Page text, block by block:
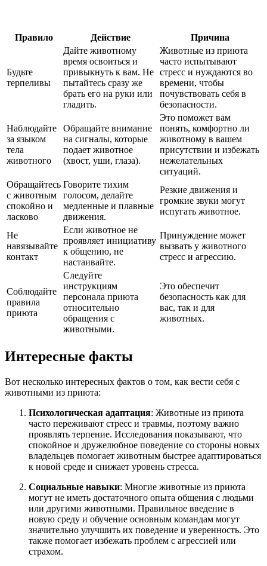
Правило Действие Причина
Будьте
терпеливы
Дайте животному
время освоиться и
привыкнуть к вам. Не
пытайтесь сразу же
брать его на руки или
гладить.
Животные из приюта
часто испытывают
стресс и нуждаются во
времени, чтобы
почувствовать себя в
безопасности.
Наблюдайте
за языком
тела
животного
Обращайте внимание
на сигналы, которые
подает животное
(хвост, уши, глаза).
Это поможет вам
понять, комфортно ли
животному в вашем
присутствии и избежать
нежелательных
ситуаций.
Обращайтесь
с животным
спокойно и
ласково
Говорите тихим
голосом, делайте
медленные и плавные
движения.
Резкие движения и
громкие звуки могут
испугать животное.
Не
навязывайте
контакт
Если животное не
проявляет инициативу
к общению, не
настаивайте.
Принуждение может
вызвать у животного
стресс и агрессию.
Соблюдайте
правила
приюта
Следуйте
инструкциям
персонала приюта
относительно
обращения с
животными.
Это обеспечит
безопасность как для
вас, так и для
животных.
Интересные факты
Вот несколько интересных фактов о том, как вести себя с
животными из приюта:
Психологическая адаптация: Животные из приюта
часто переживают стресс и травмы, поэтому важно
проявлять терпение. Исследования показывают, что
спокойное и дружелюбное поведение со стороны новых
владельцев помогает животным быстрее адаптироваться
к новой среде и снижает уровень стресса.
Социальные навыки: Многие животные из приюта
могут не иметь достаточного опыта общения с людьми
или другими животными. Правильное введение в
новую среду и обучение основным командам могут
значительно улучшить их поведение и уверенность. Это
также помогает избежать проблем с агрессией или
страхом.